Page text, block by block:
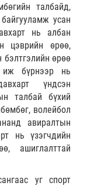
талбайд,
усан
нь албан
цэврийн өрөө,
бэлтгэлийн өрөө
иж бүрнээр нь
үндсэн
талбай бүхий
волейбол
авиралтын
нь үзэгчдийн
ашиглалттай
уг спорт